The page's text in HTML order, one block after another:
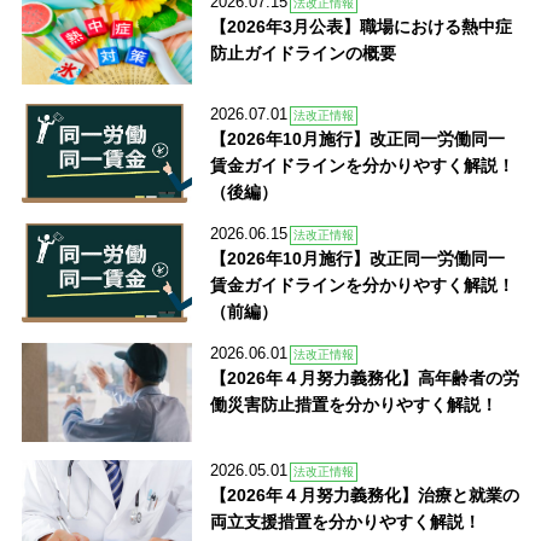
法改正情報
【2026年3月公表】職場における熱中症
防止ガイドラインの概要
2026.07.01 法改正情報
【2026年10月施行】改正同一労働同一
賃金ガイドラインを分かりやすく解説！
（後編）
2026.06.15 法改正情報
【2026年10月施行】改正同一労働同一
賃金ガイドラインを分かりやすく解説！
（前編）
2026.06.01 法改正情報
【2026年４月努力義務化】高年齢者の労
働災害防止措置を分かりやすく解説！
2026.05.01 法改正情報
【2026年４月努力義務化】治療と就業の
両立支援措置を分かりやすく解説！